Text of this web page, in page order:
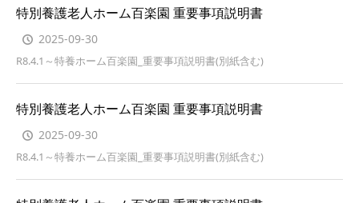
特別養護老人ホーム百楽園 重要事項説明書
2025-09-30
R8.4.1～特養ホーム百楽園_重要事項説明書(別紙含む)
特別養護老人ホーム百楽園 重要事項説明書
2025-09-30
R8.4.1～特養ホーム百楽園_重要事項説明書(別紙含む)